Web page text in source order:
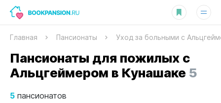
Главная Пансионаты Уход за больными с
Пансионаты для пожилых с
Альцгеймером в Кунашаке 5
5 пансионатов